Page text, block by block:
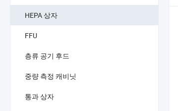
HEPA 상자
FFU
층류 공기 후드
중량 측정 캐비닛
통과 상자